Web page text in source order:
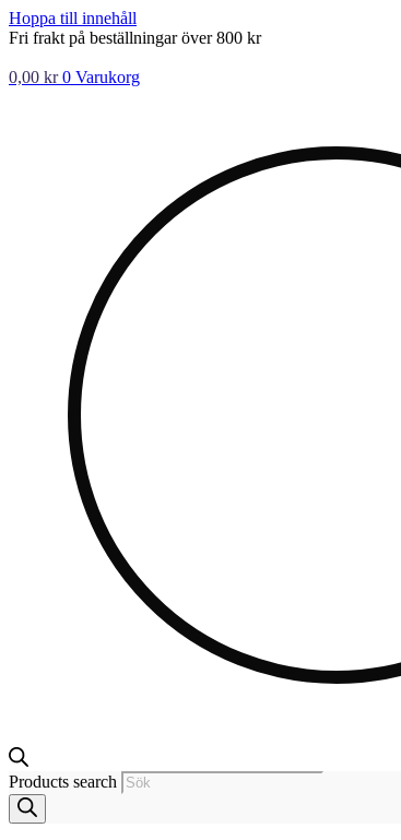
Hoppa till innehåll
Fri frakt på beställningar över 800 kr
0,00 kr 0 Varukorg
Products search